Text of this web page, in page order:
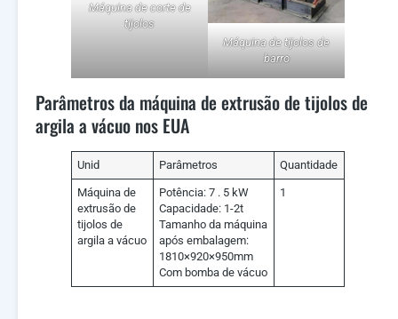
Máquina de corte de
tijolos
Máquina de tijolos de
barro
Parâmetros da máquina de extrusão de tijolos de
argila a vácuo nos EUA
Unid Parâmetros Quantidade
Máquina de
extrusão de
tijolos de
argila a vácuo
Potência: 7 . 5 kW
Capacidade: 1-2t
Tamanho da máquina
após embalagem:
1810×920×950mm
Com bomba de vácuo
1